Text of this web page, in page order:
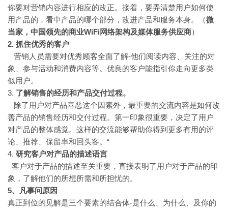
你要对营销内容进行相应的改正。接着，要弄清楚用户如何使
用产品的，看中产品的哪个部分，改进产品和服务本身。（微
当家，中国领先的商业WiFi网络架构及媒体服务供应商）
2. 抓住优秀的客户
营销人员需要对优秀顾客全面了解-他们阅读内容、关注的对
象、参与活动和消费内容等。优良的客户能指引你走向更多类
似用户。
3. 了解销售的经历和产品交付过程。
除了用户对产品喜恶这个因素外，最重要的交流内容是如何改
善产品的销售经历和交付过程。第一印象很重要，决定了用户
对产品的整体感觉。这样的交流能够帮助你得到更多有用的评
论、推荐、保留率和回头客。“
4. 研究客户对产品的描述语言
客户对于产品的描述至关重要，直接表明了用户对于产品的印
象，了解他们的所想所需和所担忧的。
5、凡事问原因
真正到位的见解是三个要素的结合体-是什么、为什么、及你的